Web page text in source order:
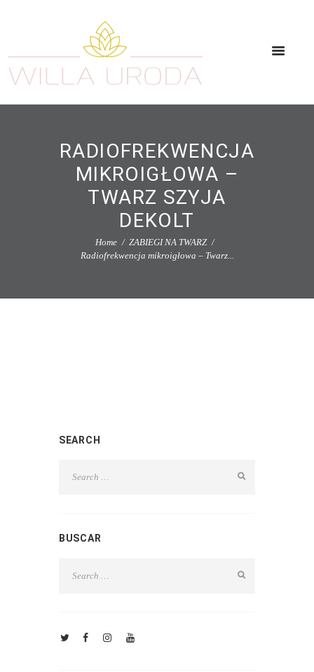
RADIOFREKWENCJA
MIKROIGŁOWA –
TWARZ SZYJA
DEKOLT
Home
ZABIEGI NA TWARZ
Radiofrekwencja mikroigłowa – Twarz...
SEARCH
BUSCAR